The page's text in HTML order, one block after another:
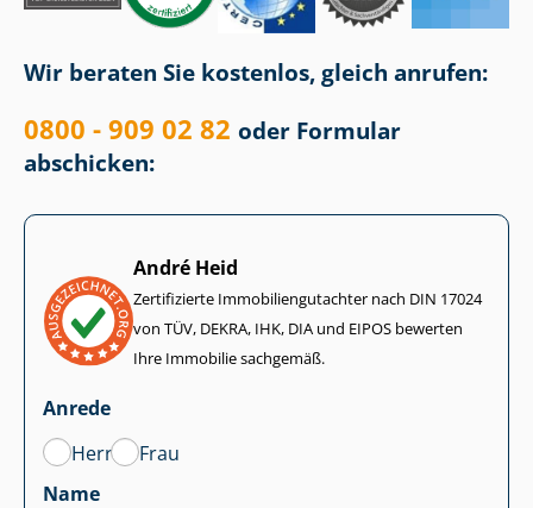
Wir beraten Sie kostenlos, gleich anrufen:
0800 - 909 02 82 oder Formular
abschicken:
André Heid
Zertifizierte Im­mo­bi­li­en­gut­ach­ter nach DIN 17024
von TÜV, DEKRA, IHK, DIA und EIPOS bewerten
Ihre Immobilie sachgemäß.
Anrede
Herr
Frau
Name